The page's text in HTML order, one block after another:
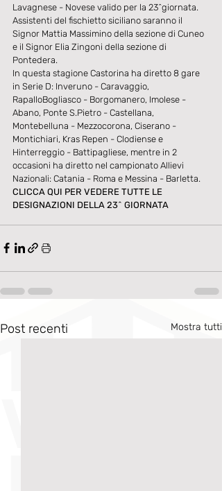
Lavagnese - Novese valido per la 23^giornata.
Assistenti del fischietto siciliano saranno il
Signor Mattia Massimino della sezione di Cuneo
e il Signor Elia Zingoni della sezione di
Pontedera.
In questa stagione Castorina ha diretto 8 gare
in Serie D: Inveruno - Caravaggio,
RapalloBogliasco - Borgomanero, Imolese -
Abano, Ponte S.Pietro - Castellana,
Montebelluna - Mezzocorona, Ciserano -
Montichiari, Kras Repen - Clodiense e
Hinterreggio - Battipagliese, mentre in 2
occasioni ha diretto nel campionato Allievi
Nazionali: Catania - Roma e Messina - Barletta.
CLICCA QUI PER VEDERE TUTTE LE
DESIGNAZIONI DELLA 23^ GIORNATA
Post recenti Mostra tutti